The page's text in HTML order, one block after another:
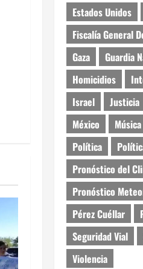
Estados Unidos
Fiscalía General
Gaza
Guardia
Homicidios
Israel
Justicia
México
Música
Política
Pronóstico del
Pronóstico
Pérez Cuéllar
Seguridad Vial
Violencia